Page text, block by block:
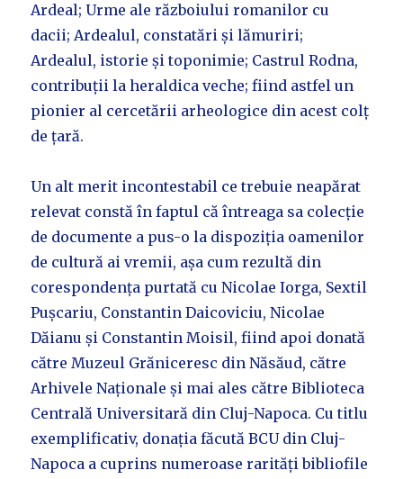
Ardeal; Urme ale războiului romanilor cu
dacii; Ardealul, constatări și lămuriri;
Ardealul, istorie și toponimie; Castrul Rodna,
contribuții la heraldica veche; fiind astfel un
pionier al cercetării arheologice din acest colț
de țară.
Un alt merit incontestabil ce trebuie neapărat
relevat constă în faptul că întreaga sa colecție
de documente a pus-o la dispoziția oamenilor
de cultură ai vremii, așa cum rezultă din
corespondența purtată cu Nicolae Iorga, Sextil
Pușcariu, Constantin Daicoviciu, Nicolae
Dăianu și Constantin Moisil, fiind apoi donată
către Muzeul Grăniceresc din Năsăud, către
Arhivele Naționale și mai ales către Biblioteca
Centrală Universitară din Cluj-Napoca. Cu titlu
exemplificativ, donația făcută BCU din Cluj-
Napoca a cuprins numeroase rarități bibliofile